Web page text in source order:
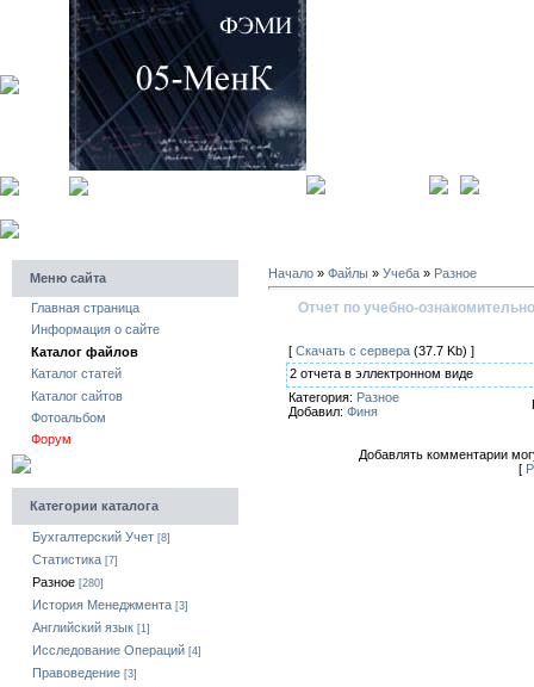
Меню сайта
Главная страница
Информация о сайте
Каталог файлов
Каталог статей
Каталог сайтов
Фотоальбом
Форум
Категории каталога
Бухгалтерский Учет [8]
Статистика [7]
Разное [280]
История Менеджмента [3]
Английский язык [1]
Исследование Операций [4]
Правоведение [3]
Начало » Файлы » Учеба » Разное
Отчет по учебно-
[ Скачать с сервера (37.7 Kb) ]
2 отчета в эллектронном виде
Категория: Разное
Добавил: Финя
Добавлять комментарии
[